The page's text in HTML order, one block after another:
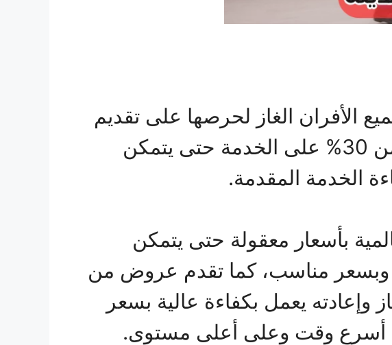
الأفران الغاز لحرصها على تقديم
الخدمة بسعر رخيص، لذلك تقدم خصومات تصل لأكثر من 30% على الخدمة حتى يتمكن
الخدمة المقدمة.
بأسعار معقولة حتى يتمكن
وبسعر مناسب، كما تقدم عروض من
وإعادته يعمل بكفاءة عالية بسعر
أسرع وقت وعلى أعلى مستوى.